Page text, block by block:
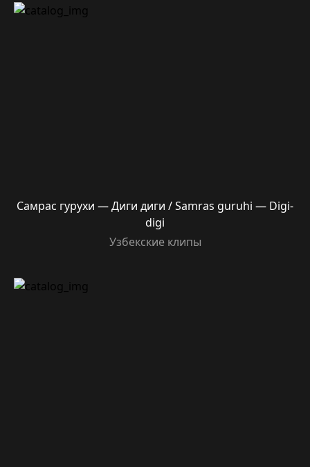
Самрас гурухи — Диги диги / Samras guruhi — Digi-
digi
Узбекские клипы